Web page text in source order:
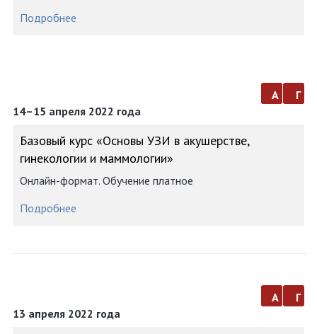
Подробнее
14–15 апреля 2022 года
а г
Базовый курс «Основы УЗИ в акушерстве,
гинекологии и маммологии»
Онлайн-формат. Обучение платное
Подробнее
13 апреля 2022 года
а г